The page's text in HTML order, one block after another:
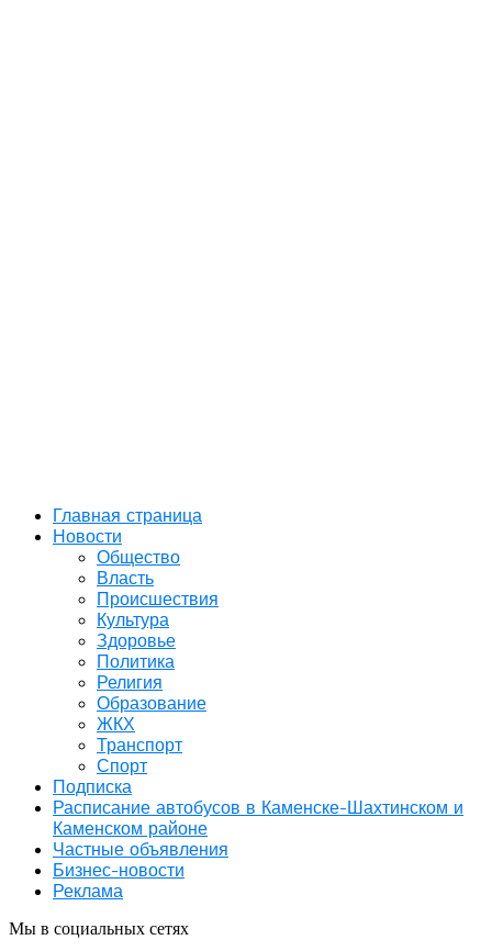
Главная страница
Новости
Общество
Власть
Происшествия
Культура
Здоровье
Политика
Религия
Образование
ЖКХ
Транспорт
Спорт
Подписка
Расписание автобусов в Каменске-Шахтинском и
Каменском районе
Частные объявления
Бизнес-новости
Реклама
Мы в социальных сетях